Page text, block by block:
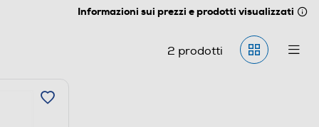
Informazioni sui prezzi e prodotti visualizzati
2 prodotti